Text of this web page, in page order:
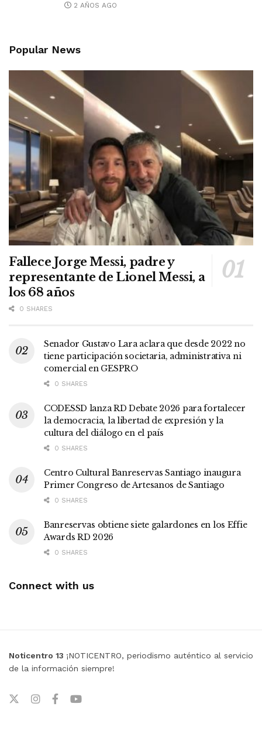
2 AÑOS AGO
Popular News
Fallece Jorge Messi, padre y
representante de Lionel Messi, a
los 68 años
0 SHARES
Senador Gustavo Lara aclara que desde 2022 no
tiene participación societaria, administrativa ni
comercial en GESPRO
0 SHARES
CODESSD lanza RD Debate 2026 para fortalecer
la democracia, la libertad de expresión y la
cultura del diálogo en el país
0 SHARES
Centro Cultural Banreservas Santiago inaugura
Primer Congreso de Artesanos de Santiago
0 SHARES
Banreservas obtiene siete galardones en los Effie
Awards RD 2026
0 SHARES
Connect with us
Noticentro 13 ¡NOTICENTRO, periodismo auténtico al servicio
de la información siempre!